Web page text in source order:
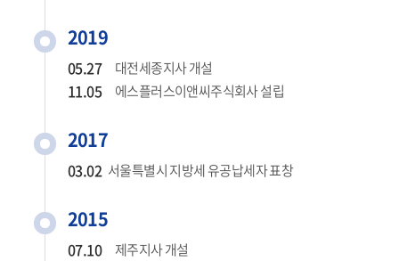
2019
05.27 대전세종지사 개설
11.05 에스플러스이앤씨주식회사 설립
2017
03.02 서울특별시 지방세 유공납세자 표창
2015
07.10 제주지사 개설